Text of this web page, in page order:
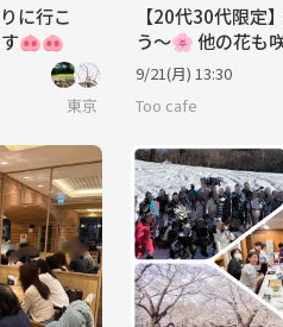
に行こ
す🐽🐽
東京
【20代30代限定
う〜🌸 他の花も
9/21(月) 13:30
Too cafe